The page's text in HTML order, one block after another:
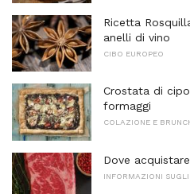
Ricetta
anelli di vino
CIBO EUROPEO
Crostata di
formaggi
COLAZIONE E
Dove
INFORMAZIONI